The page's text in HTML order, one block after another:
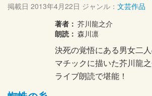
掲載日 2013年4月22日 ジャンル： 文芸作品
著者： 芥川龍之介
朗読： 森川凛
決死の覚悟にある男女二
マチックに描いた芥川龍之
ライブ朗読で堪能！